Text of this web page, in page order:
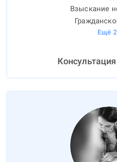
Взыскание
Ещё